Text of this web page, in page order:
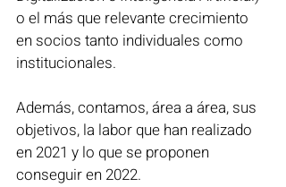
o el más que relevante crecimiento
en socios tanto individuales como
institucionales.
Además, contamos, área a área, sus
objetivos, la labor que han realizado
en 2021 y lo que se proponen
conseguir en 2022.